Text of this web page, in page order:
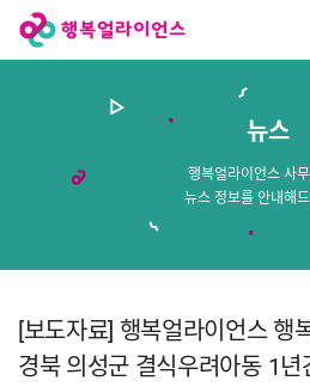
행
복
언
스
뉴스
행복얼라이언스 사
뉴스 정보를 안내해
[보도자료] 행복얼라이언스 행
경북 의성군 결식우려아동 1년